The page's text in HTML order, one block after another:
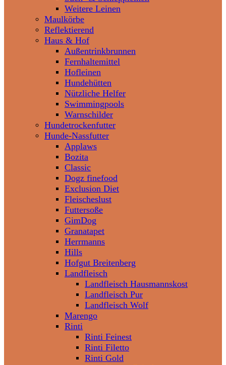
Weitere Leinen
Maulkörbe
Reflektierend
Haus & Hof
Außentrinkbrunnen
Fernhaltemittel
Hofleinen
Hundehütten
Nützliche Helfer
Swimmingpools
Warnschilder
Hundetrockenfutter
Hunde-Nassfutter
Applaws
Bozita
Classic
Dogz finefood
Exclusion Diet
Fleischeslust
Futtersoße
GimDog
Granatapet
Herrmanns
Hills
Hofgut Breitenberg
Landfleisch
Landfleisch Hausmannskost
Landfleisch Pur
Landfleisch Wolf
Marengo
Rinti
Rinti Feinest
Rinti Filetto
Rinti Gold